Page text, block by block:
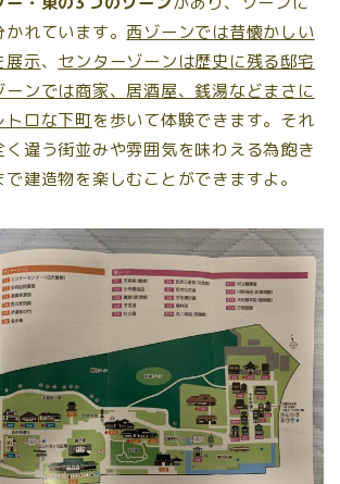
れています。 西ゾーンでは昔懐かしい
展示、 センターゾーンは歴史に残る邸宅
ーンでは商家、居酒屋、銭湯などまさに
トロな下町を歩いて体験できます。それ
違う街並みや雰囲気を味わえる為飽き
建造物を楽しむことができますよ。